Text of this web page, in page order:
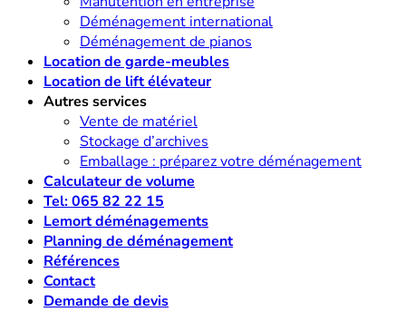
Déménagement international
Déménagement de pianos
Location de garde-meubles
Location de lift élévateur
Autres services
Vente de matériel
Stockage d’archives
Emballage : préparez votre déménagement
Calculateur de volume
Tel: 065 82 22 15
Lemort déménagements
Planning de déménagement
Références
Contact
Demande de devis